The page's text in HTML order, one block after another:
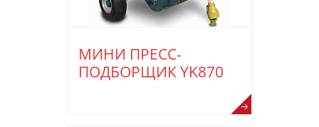
МИНИ ПРЕСС-
ПОДБОРЩИК YK870